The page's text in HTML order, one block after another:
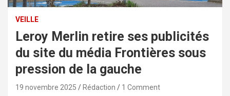
VEILLE
Leroy Merlin retire ses publicités
du site du média Frontières sous
pression de la gauche
19 novembre 2025 Rédaction 1 Comment